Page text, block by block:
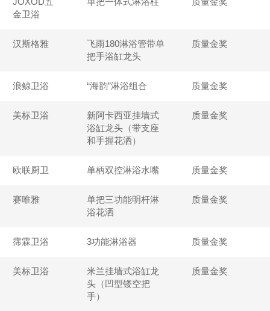
金卫浴
汉斯格雅
飞雨180淋浴管带单
把手浴缸龙头
质量金奖
浪鲸卫浴 “海韵”淋浴组合 质量金奖
美标卫浴
新阿卡西亚挂墙式
浴缸龙头（带支座
和手握花洒）
质量金奖
欧联厨卫 单柄双控淋浴水嘴 质量金奖
赛唯雅
单把三功能明杆淋
浴花洒
质量金奖
霈霖卫浴 3功能淋浴器 质量金奖
美标卫浴
米兰挂墙式浴缸龙
头（凹型镂空把
手）
质量金奖